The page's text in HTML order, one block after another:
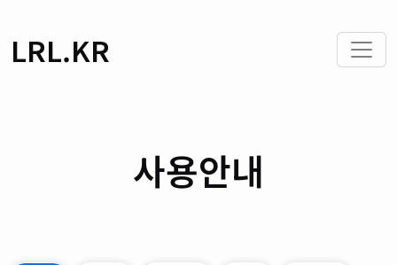
LRL.KR
사용안내